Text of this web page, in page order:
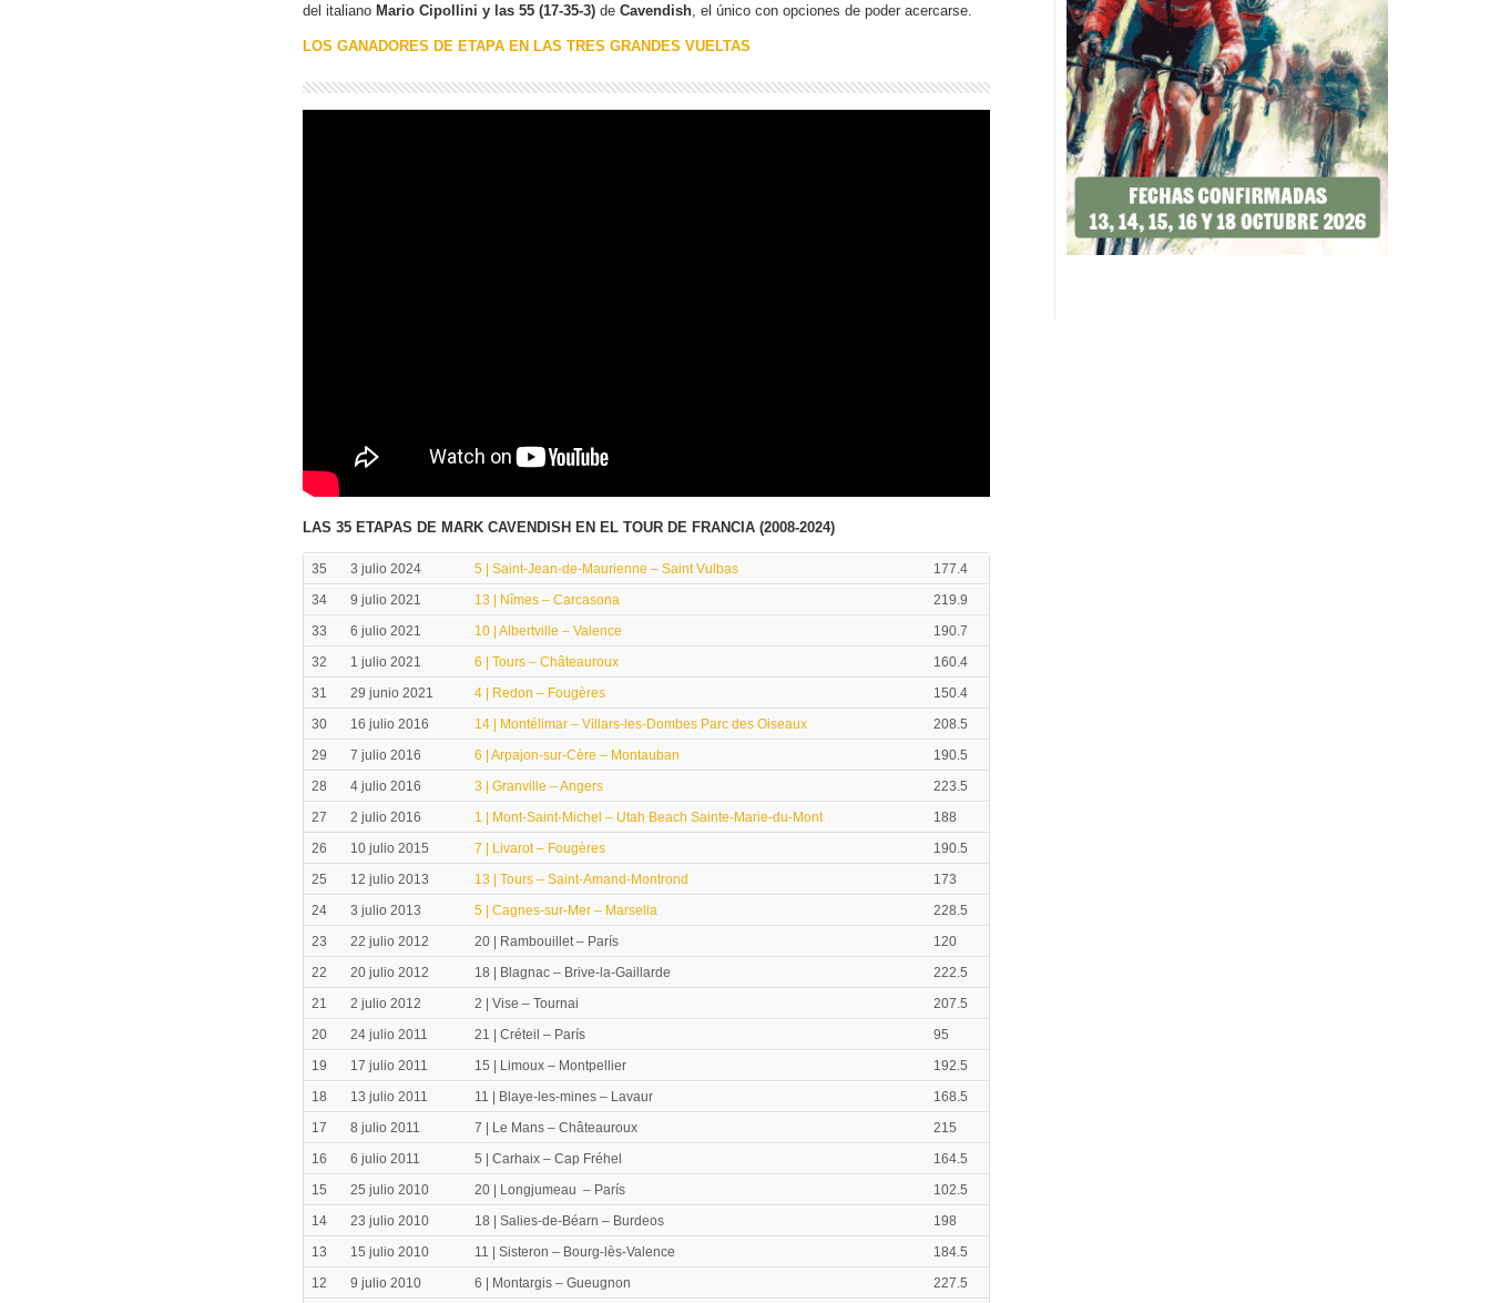
del italiano Mario Cipollini y las 55 (17-35-3) de Cavendish, el único con opciones de poder acercarse.
LOS GANADORES DE ETAPA EN LAS TRES GRANDES VUELTAS
LAS 35 ETAPAS DE MARK CAVENDISH EN EL TOUR DE FRANCIA (2008-2024)
35 3 julio 2024 5 | Saint-Jean-de-Maurienne – Saint Vulbas
177.4
34
9 julio 2021 13 | Nîmes – Carcasona
219.9
33
6 julio 2021 10 | Albertville – Valence
190.7
32
1 julio 2021 6 | Tours – Châteauroux
160.4
31
29 junio 2021 4 | Redon – Fougères
150.4
30
16 julio 2016 14 | Montélimar – Villars-les-Dombes Parc des Oiseaux
208.5
29
7 julio 2016 6 | Arpajon-sur-Cère – Montauban
190.5
28
4 julio 2016 3 | Granville – Angers
223.5
27
2 julio 2016 1 | Mont-Saint-Michel – Utah Beach Sainte-Marie-du-Mont
188
26
10 julio 2015 7 | Livarot – Fougères
190.5
25
12 julio 2013 13 | Tours – Saint-Amand-Montrond
173
24
3 julio 2013 5 | Cagnes-sur-Mer – Marsella
228.5
23
22 julio 2012 20 | Rambouillet – París
120
22
20 julio 2012 18 | Blagnac – Brive-la-Gaillarde
222.5
21
2 julio 2012 2 | Vise – Tournai
207.5
20
24 julio 2011 21 | Créteil – París
95
19
17 julio 2011 15 | Limoux – Montpellier
192.5
18
13 julio 2011 11 | Blaye-les-mines – Lavaur
168.5
17
8 julio 2011 7 | Le Mans – Châteauroux
215
16
6 julio 2011 5 | Carhaix – Cap Fréhel
164.5
15
25 julio 2010 20 | Longjumeau – París
102.5
14
23 julio 2010 18 | Salies-de-Béarn – Burdeos
198
13
15 julio 2010 11 | Sisteron – Bourg-lès-Valence
184.5
12
9 julio 2010 6 | Montargis – Gueugnon
227.5